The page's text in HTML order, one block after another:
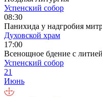
Успенский собор
08:30
Панихида у надгробия
Духовской храм
17:00
Всенощное бдение с литией
Успенский собор
21
Июнь